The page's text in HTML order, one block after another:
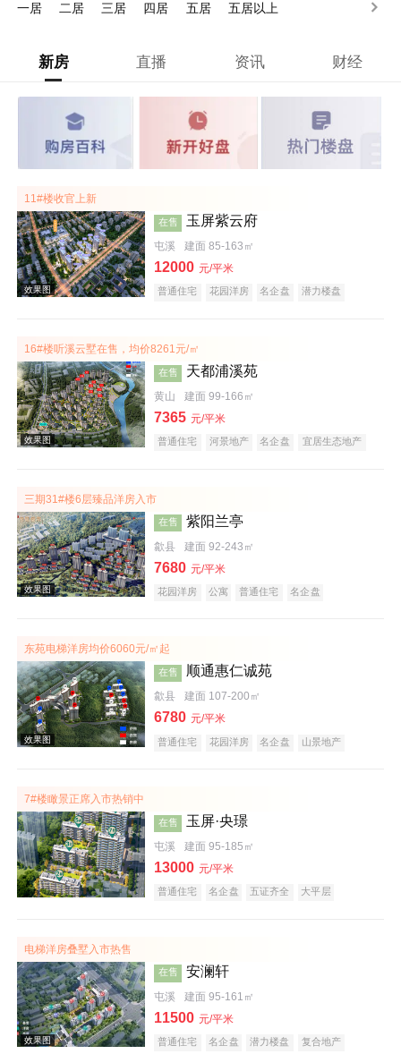
一居 二居 三居 四居 五居 五居以上
新房 直播 资讯 财经
11#楼收官上新
效果图
在售 玉屏紫云府
屯溪 建面 85-163㎡
12000 元/平米
普通住宅 花园洋房 名企盘
潜力楼盘
16#楼听溪云墅在售，均价8261元/㎡
效果图
在售 天都浦溪苑
黄山 建面 99-166㎡
7365 元/平米
普通住宅 河景地产 名企盘
宜居生态地产
三期31#楼6层臻品洋房入市
在售 紫阳兰亭
歙县 建面 92-243㎡
7680 元/平米
花园洋房 公寓 普通住宅
名企盘
东苑电梯洋房均价6060元/㎡起
在售 顺通惠仁诚苑
歙县 建面 107-200㎡
6780 元/平米
普通住宅 花园洋房 名企盘
山景地产
7#楼瞰景正席入市热销中
在售 玉屏·央璟
屯溪 建面 95-185㎡
13000 元/平米
普通住宅 名企盘 五证齐全 大平层
电梯洋房叠墅入市热售
在售 安澜轩
屯溪 建面 95-161㎡
11500 元/平米
普通住宅 名企盘 潜力楼盘
复合地产